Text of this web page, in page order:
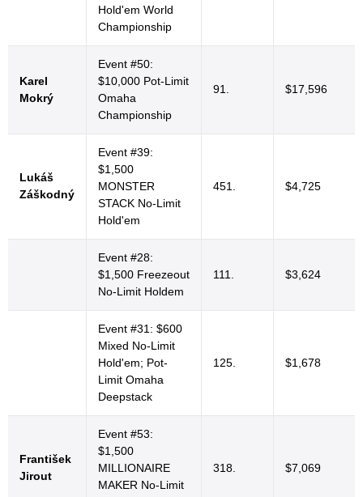
Hold'em World
Championship
Karel
Mokrý
Event #50:
$10,000 Pot-Limit
Omaha
Championship
91. $17,596
Lukáš
Záškodný
Event #39:
$1,500
MONSTER
STACK No-Limit
Hold'em
451. $4,725
Event #28:
$1,500 Freezeout
No-Limit Holdem
111. $3,624
Event #31: $600
Mixed No-Limit
Hold'em; Pot-
Limit Omaha
Deepstack
125. $1,678
František
Jirout
Event #53:
$1,500
MILLIONAIRE
MAKER No-Limit
318. $7,069